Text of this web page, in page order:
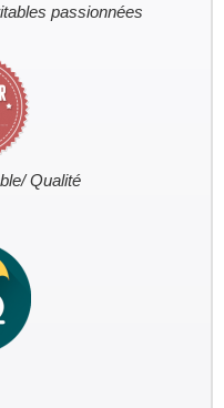
passionnées
Qualité